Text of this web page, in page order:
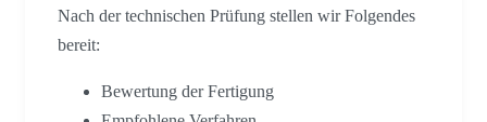
Nach der technischen Prüfung stellen wir Folgendes
bereit:
Bewertung der Fertigung